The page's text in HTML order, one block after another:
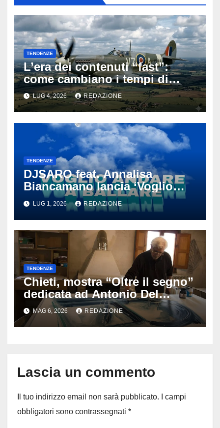
TENDENZE
L’era dei contenuti “fast”:
come cambiano i tempi di
attenzione nell’intrattenimento
digitale
LUG 4, 2026 REDAZIONE
TENDENZE
DJSARO feat. Annalisa
Biancamano lancia ‘Voglio
andare a ballare’: il
tormentone latino che punta a
conquistare l’estate 2026
LUG 1, 2026 REDAZIONE
TENDENZE
Chieti, mostra “Oltre il segno”
dedicata ad Antonio Del
Donno: opere e sculture nel
cuore della città
MAG 6, 2026 REDAZIONE
Lascia un commento
Il tuo indirizzo email non sarà pubblicato.
I campi
obbligatori sono contrassegnati *